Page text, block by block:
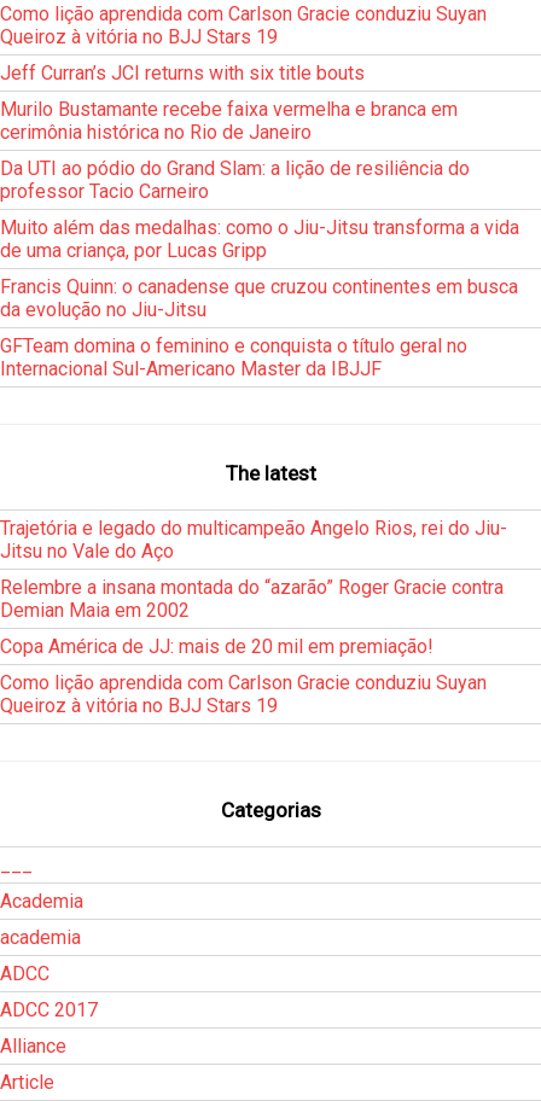
Como lição aprendida com Carlson Gracie conduziu Suyan
Queiroz à vitória no BJJ Stars 19
Jeff Curran’s JCI returns with six title bouts
Murilo Bustamante recebe faixa vermelha e branca em
cerimônia histórica no Rio de Janeiro
Da UTI ao pódio do Grand Slam: a lição de resiliência do
professor Tacio Carneiro
Muito além das medalhas: como o Jiu-Jitsu transforma a vida
de uma criança, por Lucas Gripp
Francis Quinn: o canadense que cruzou continentes em busca
da evolução no Jiu-Jitsu
GFTeam domina o feminino e conquista o título geral no
Internacional Sul-Americano Master da IBJJF
The latest
Trajetória e legado do multicampeão Angelo Rios, rei do Jiu-
Jitsu no Vale do Aço
Relembre a insana montada do “azarão” Roger Gracie contra
Demian Maia em 2002
Copa América de JJ: mais de 20 mil em premiação!
Como lição aprendida com Carlson Gracie conduziu Suyan
Queiroz à vitória no BJJ Stars 19
Categorias
Academia
academia
ADCC
ADCC 2017
Alliance
Article